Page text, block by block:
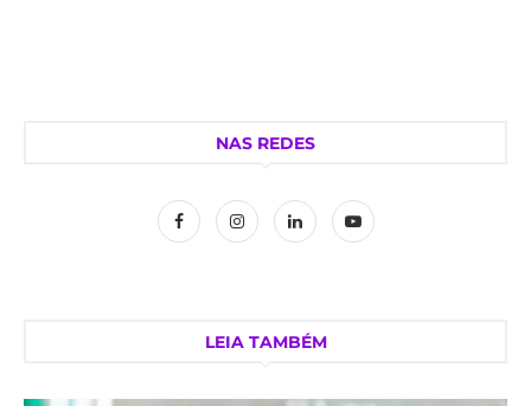
NAS REDES
LEIA TAMBÉM